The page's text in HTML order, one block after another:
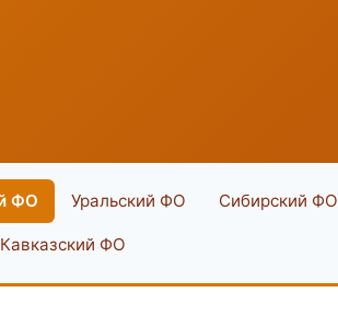
ФО Уральский ФО Сибирский ФО
ФО